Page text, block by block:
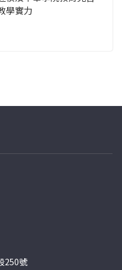
學實力
250號